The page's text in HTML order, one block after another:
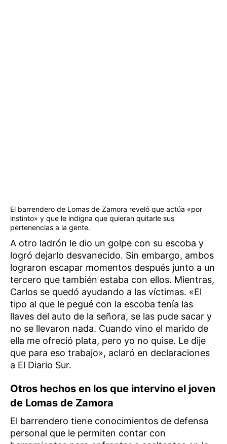
El barrendero de Lomas de Zamora reveló que actúa «por
instinto» y que le indigna que quieran quitarle sus
pertenencias a la gente.
A otro ladrón le dio un golpe con su escoba y
logró dejarlo desvanecido. Sin embargo, ambos
lograron escapar momentos después junto a un
tercero que también estaba con ellos. Mientras,
Carlos se quedó ayudando a las víctimas. «El
tipo al que le pegué con la escoba tenía las
llaves del auto de la señora, se las pude sacar y
no se llevaron nada. Cuando vino el marido de
ella me ofreció plata, pero yo no quise. Le dije
que para eso trabajo», aclaró en declaraciones
a El Diario Sur.
Otros hechos en los que intervino el joven
de Lomas de Zamora
El barrendero tiene conocimientos de defensa
personal que le permiten contar con